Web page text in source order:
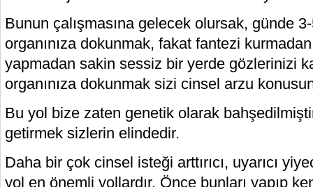
Bunun çalışmasına gelecek olursak, günde
organınıza dokunmak, fakat fantezi
yapmadan sakin sessiz bir yerde gözlerinizi
organınıza dokunmak sizi cinsel arzu
Bu yol bize zaten genetik olarak
getirmek sizlerin elindedir.
Daha bir çok cinsel isteği arttırıcı, uyarıcı
yol en önemli yollardır. Önce bunları yapıp